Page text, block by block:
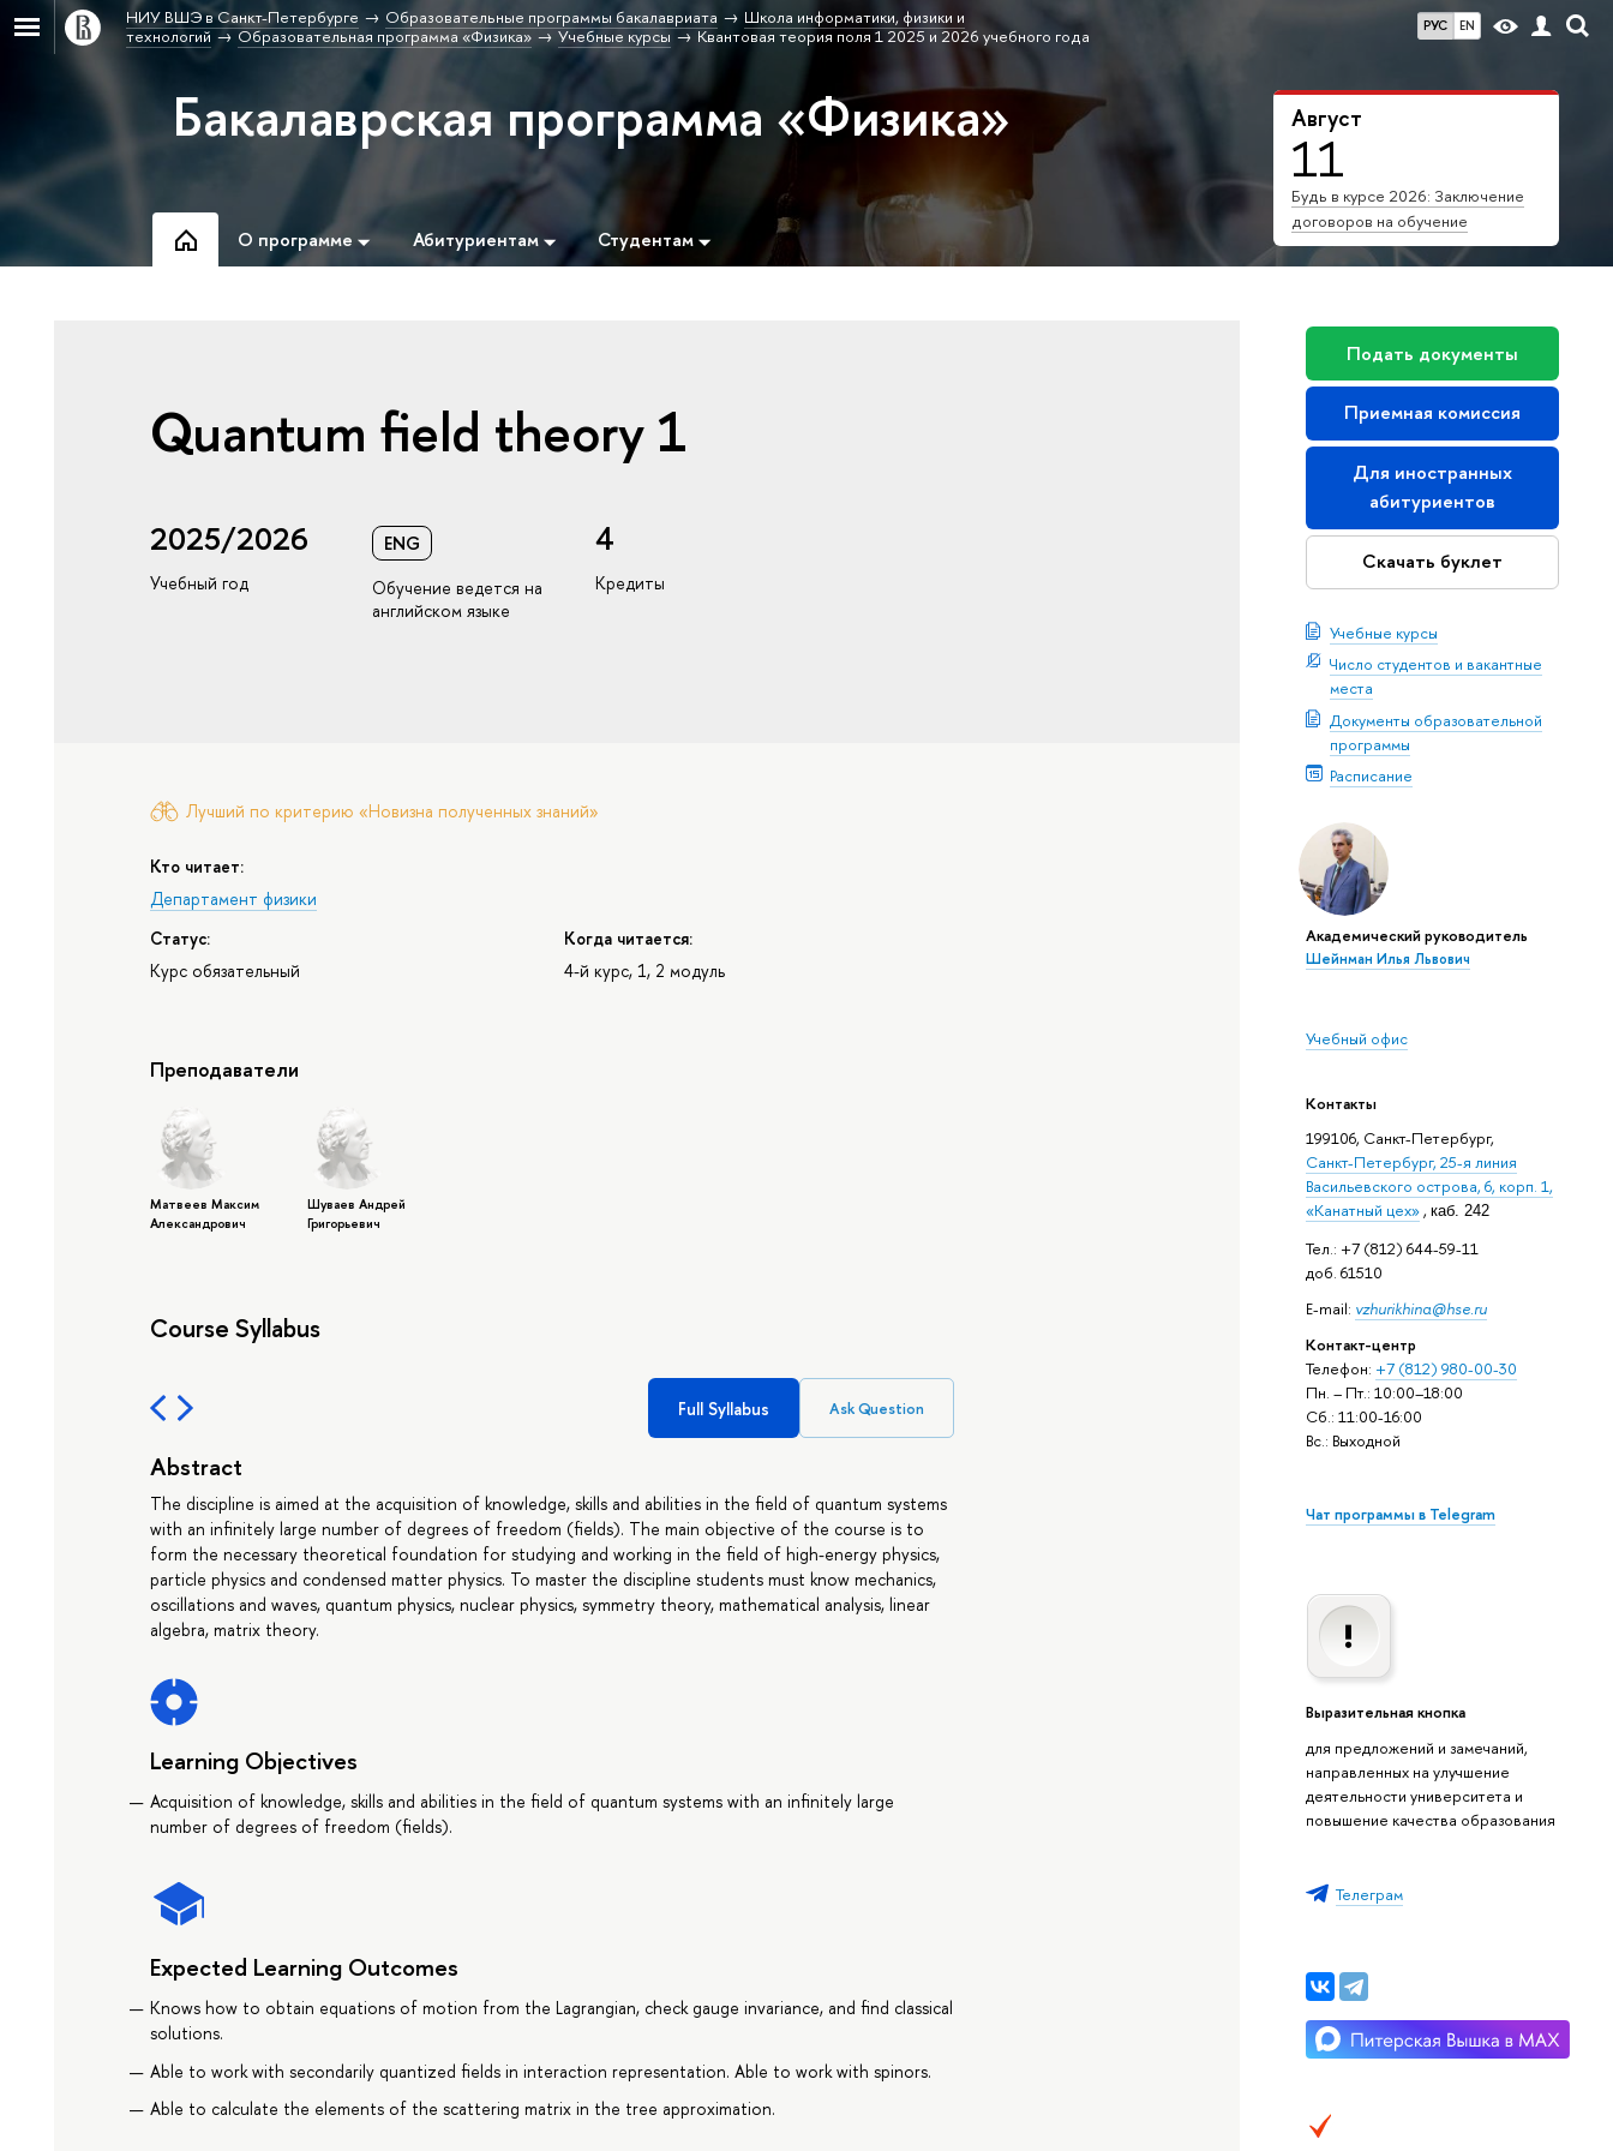
РУС EN
НИУ ВШЭ в Санкт-Петербурге Образовательные программы бакалавриата
Школа информатики, физики и
технологий
Образовательная программа «Физика» Учебные курсы Квантовая теория поля 1 2025 и 2026 учебного года
Август
11
Будь в курсе 2026: Заключение
договоров на обучение
Бакалаврская программа «Физика»
О программе Абитуриентам Студентам
Подать документы
Приемная комиссия
Для иностранных
абитуриентов
Скачать буклет
Учебные курсы
Число студентов и вакантные
места
Документы образовательной
программы
Расписание
Академический руководитель
Шейнман Илья Львович
Учебный офис
Контакты
199106, Санкт-Петербург,
Санкт-Петербург, 25-я линия
Васильевского острова, 6, корп. 1,
«Канатный цех», каб. 242
Тел.: +7 (812) 644-59-11
доб. 61510
E-mail: vzhurikhina@hse.ru
Контакт-центр
Телефон: +7 (812) 980-00-30
Пн. – Пт.: 10:00–18:00
Сб.: 11:00-16:00
Вс.: Выходной
Чат программы в Telegram
Выразительная кнопка
для предложений и замечаний,
направленных на улучшение
деятельности университета и
повышение качества образования
Телеграм
Quantum field theory 1
2025/2026
Учебный год
ENG
Обучение ведется на
английском языке
4
Кредиты
Лучший по критерию «Новизна полученных знаний»
Кто читает:
Департамент физики
Статус:
Курс обязательный
Когда читается:
4-й курс, 1, 2 модуль
Преподаватели
Матвеев Максим
Александрович
Шуваев Андрей
Григорьевич
Course Syllabus
Full Syllabus Ask Question
Abstract
The discipline is aimed at the acquisition of knowledge, skills and abilities in the field of quantum systems
with an infinitely large number of degrees of freedom (fields). The main objective of the course is to
form the necessary theoretical foundation for studying and working in the field of high-energy physics,
particle physics and condensed matter physics. To master the discipline students must know mechanics,
oscillations and waves, quantum physics, nuclear physics, symmetry theory, mathematical analysis, linear
algebra, matrix theory.
Learning Objectives
Acquisition of knowledge, skills and abilities in the field of quantum systems with an infinitely large
number of degrees of freedom (fields).
Expected Learning Outcomes
Knows how to obtain equations of motion from the Lagrangian, check gauge invariance, and find classical
solutions.
Able to work with secondarily quantized fields in interaction representation. Able to work with spinors.
Able to calculate the elements of the scattering matrix in the tree approximation.